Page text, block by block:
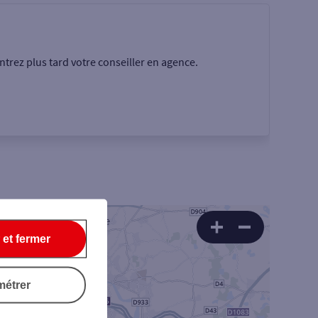
plus tard votre conseiller en agence.
fermer